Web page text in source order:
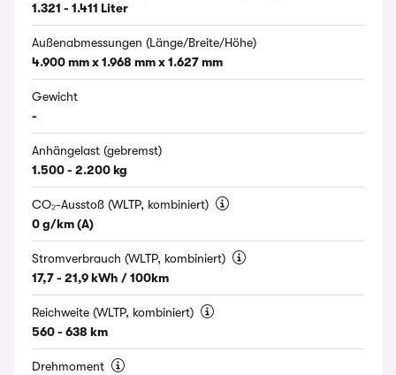
1.321 - 1.411 Liter
Außenabmessungen (Länge/Breite/Höhe)
4.900 mm x 1.968 mm x 1.627 mm
Gewicht
-
Anhängelast (gebremst)
1.500 - 2.200 kg
CO₂-Ausstoß (WLTP, kombiniert)
0 g/km (A)
Stromverbrauch (WLTP, kombiniert)
17,7 - 21,9 kWh / 100km
Reichweite (WLTP, kombiniert)
560 - 638 km
Drehmoment